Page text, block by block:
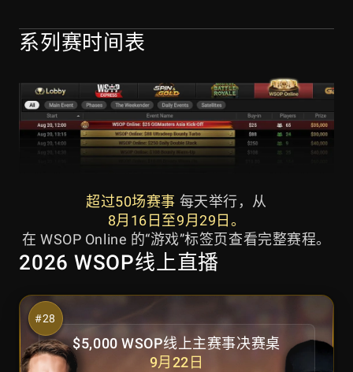
系列赛时间表
超过50场赛事 每天举行，从
8月16日至9月29日。
在 WSOP Online 的“游戏”标签页查看完整赛程。
2026 WSOP线上直播
$5,000 WSOP线上主赛事决赛桌
9月22日